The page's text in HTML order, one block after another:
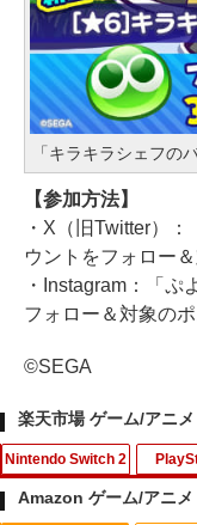
「キラキラシェフの
【参加方法】
・X（旧Twitter）
ウントをフォロー
・Instagram：「ぷ
フォロー＆対象の
©SEGA
楽天市場 ゲーム/アニ
Nintendo Switch 2
Amazon ゲーム/アニメ